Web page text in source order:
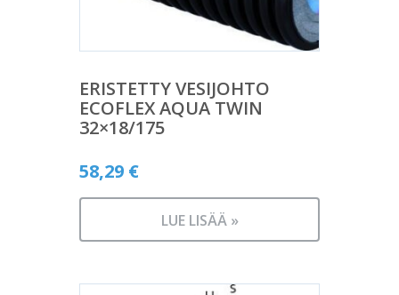
ERISTETTY VESIJOHTO
ECOFLEX AQUA TWIN
32×18/175
58,29 €
LUE LISÄÄ »